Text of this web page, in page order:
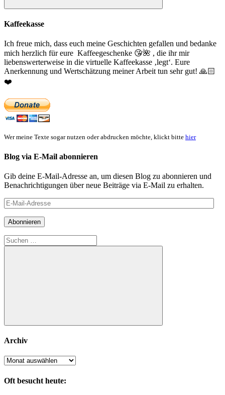
Suchen
Kaffeekasse
Ich freue mich, dass euch meine Geschichten gefallen und bedanke
mich herzlich für eure Kaffeegeschenke 😘🌺 , die ihr mir
liebenswerterweise in die virtuelle Kaffeekasse ‚legt‘. Eure
Anerkennung und Wertschätzung meiner Arbeit tun sehr gut! 🙏🏻
❤️
Wer meine Texte sogar nutzen oder abdrucken möchte, klickt bitte hier
Blog via E-Mail abonnieren
Gib deine E-Mail-Adresse an, um diesen Blog zu abonnieren und
Benachrichtigungen über neue Beiträge via E-Mail zu erhalten.
E-
Mail-
Adresse
Abonnieren
Suchen
nach:
Suchen
Archiv
Archiv
Oft besucht heute: